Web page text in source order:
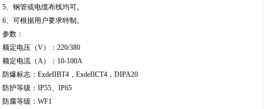
5、钢管或电缆布线均可。
6、可根据用户要求特制。
参数：
额定电压（V）：220/380
额定电流（A）：10-100A
防爆标志：ExdeIIBT4，ExdeIICT4，DIPA20
防护等级：IP55、IP65
防腐等级：WF1